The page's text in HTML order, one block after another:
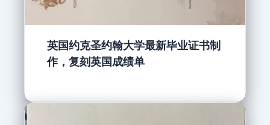
英国约克圣约翰大学最新毕业证书制
作，复刻英国成绩单